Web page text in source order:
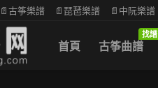
首頁 古筝曲譜
找譜
📄古筝樂譜 📄琵琶樂譜 📄中阮樂譜